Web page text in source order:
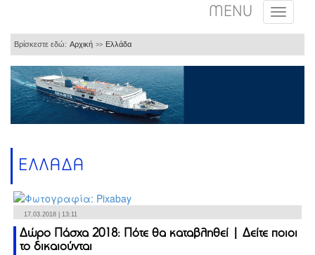
MENU
Βρίσκεστε εδώ: Αρχική >> Ελλάδα
ΕΛΛΑΔΑ
17.03.2018 | 13:11
Δώρο Πάσχα 2018: Πότε θα καταβληθεί | Δείτε ποιοι
το δικαιούνται